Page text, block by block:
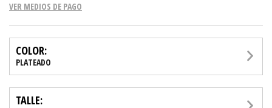
VER MEDIOS DE PAGO
COLOR:
PLATEADO
TALLE: